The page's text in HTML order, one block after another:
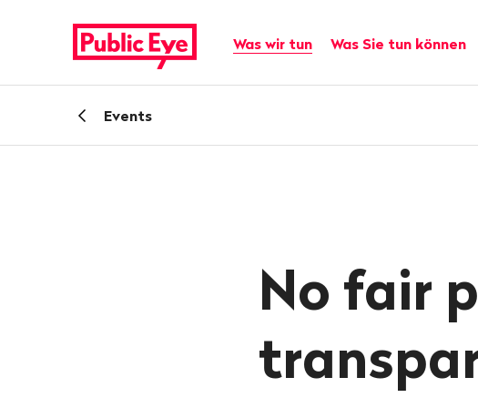
publiceye.ch
Hauptnavigation
Was wir tun Was Sie tun können
ZurückEvents
No fair